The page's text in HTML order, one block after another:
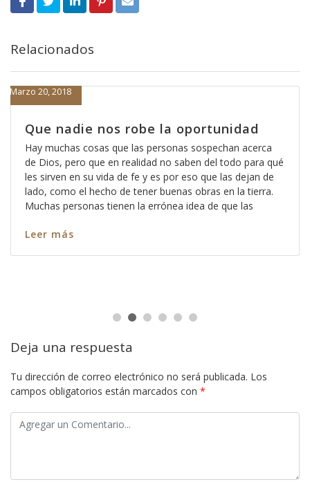
Relacionados
Que nadie nos robe la oportunidad
Marzo 20, 2018
Hay muchas cosas que las personas sospechan acerca
de Dios, pero que en realidad no saben del todo para qué
les sirven en su vida de fe y es por eso que las dejan de
lado, como el hecho de tener buenas obras en la tierra.
Muchas personas tienen la errónea idea de que las
Leer más
Deja una respuesta
Tu dirección de correo electrónico no será publicada. Los
campos obligatorios están marcados con *